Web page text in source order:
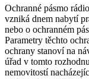
Ochranné pásmo
vzniká dnem nabytí
nebo o ochranném
Parametry těchto
ochrany stanoví na
úřad v tomto
nemovitostí